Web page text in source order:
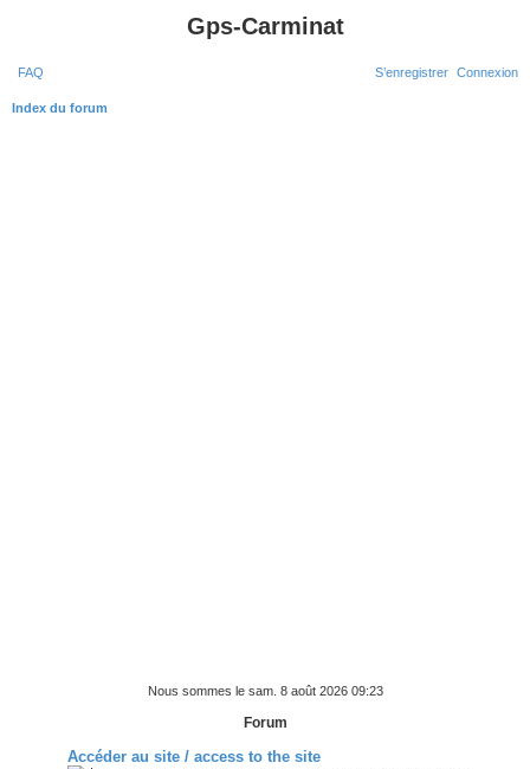
Gps-Carminat
FAQ Connexion
S’enregistrer
Index du forum
Nous sommes le sam. 8 août 2026 09:23
Forum
Accéder au site / access to the site